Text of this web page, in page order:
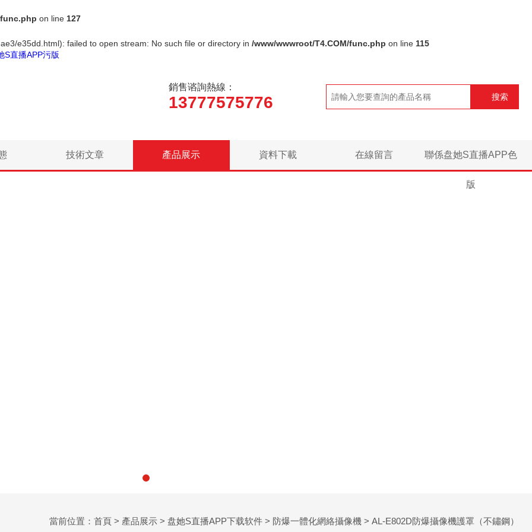
on line 127
e35dd.html): failed to open stream: No such file or directory in /www/wwwroot/T4.COM/func.php on line 115
S直播APP污版
銷售谘詢熱線：
13777575776 搜索
技術文章 產品展示 資料下載 在線留言 聯係盘她S直播APP色
版
當前位置： 首頁 > 產品展示 > 盘她S直播APP下载软件 > 防爆一體化網絡攝像機 > AL-E802D防爆攝像機護罩（不鏽鋼）